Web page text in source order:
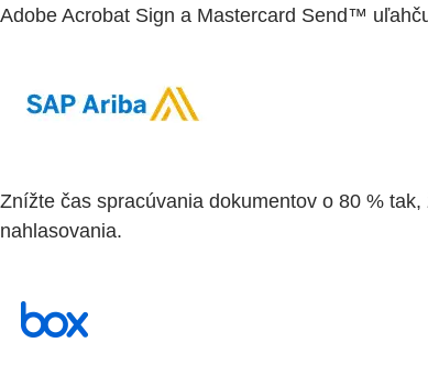
Adobe Acrobat Sign a Mastercard Send™
Znížte čas spracúvania dokumentov o 80 %
nahlasovania.